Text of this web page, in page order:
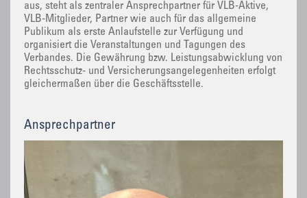
aus, steht als zentraler Ansprechpartner für VLB-Aktive,
VLB-Mitglieder, Partner wie auch für das allgemeine
Publikum als erste Anlaufstelle zur Verfügung und
organisiert die Veranstaltungen und Tagungen des
Verbandes. Die Gewährung bzw. Leistungsabwicklung von
Rechtsschutz- und Versicherungsangelegenheiten erfolgt
gleichermaßen über die Geschäftsstelle.
Ansprechpartner